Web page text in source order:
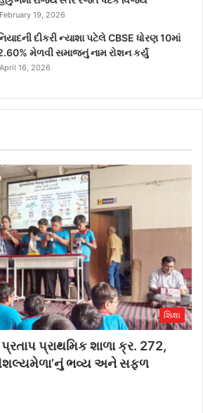
February 19, 2026
દીકરી ન્યાશા પટેલે CBSE ધોરણ 10માં
મેળવી સમાજનું નામ રોશન કર્યું
April 16, 2026
શિક્ષા
પ્રાથમિક શાળા ક્ર. 272,
ભવ્ય અને સફળ